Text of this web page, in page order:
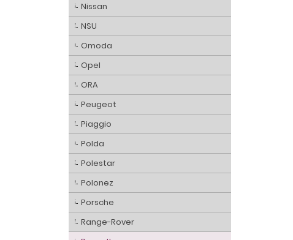
Nissan
NSU
Omoda
Opel
ORA
Peugeot
Piaggio
Polda
Polestar
Polonez
Porsche
Range-Rover